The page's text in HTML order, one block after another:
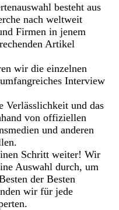
besteht aus
nach weltweit
Firmen in jenem
Artikel
wir die einzelnen
Interview
Verlässlichkeit und das
von offiziellen
und anderen
Schritt weiter! Wir
Auswahl durch, um
der Besten
wir für jede